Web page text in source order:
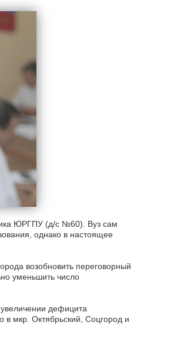
ЮРГПУ (д/с №60). Вуз сам
однако в настоящее
возобновить переговорный
уменьшить число
увеличении дефицита
в мкр. Октябрьский, Соцгород и